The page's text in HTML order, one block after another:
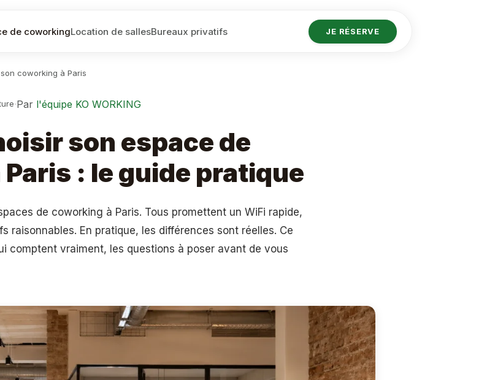
de coworkingLocation de sallesBureaux privatifs JE RÉSERVE
coworking à Paris
·Par l'équipe KO WORKING
son espace de
: le guide pratique
de coworking à Paris. Tous promettent un WiFi rapide,
raisonnables. En pratique, les différences sont réelles. Ce
comptent vraiment, les questions à poser avant de vous